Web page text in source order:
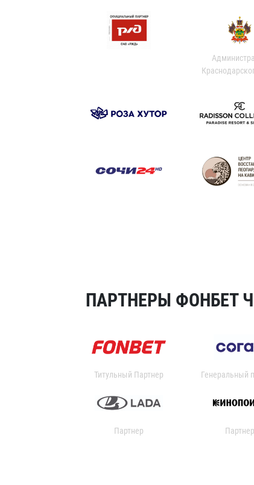
ПАРТНЕРЫ ФОНБЕТ
Титульный Партнер Генеральный
Партнер Партнер